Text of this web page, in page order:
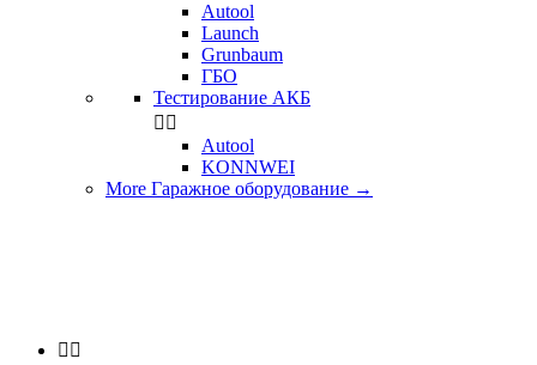
Autool
Launch
Grunbaum
ГБО
Тестирование АКБ
 
Autool
KONNWEI
More Гаражное оборудование →
 